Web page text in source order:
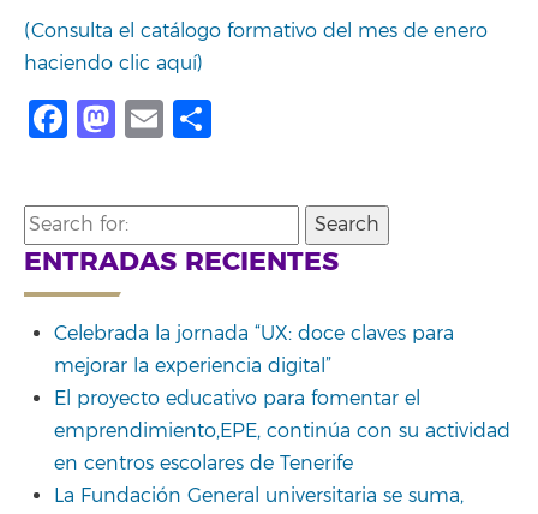
(Consulta el catálogo formativo del mes de enero
haciendo clic aquí)
Facebook
Mastodon
Email
Search
for:
ENTRADAS RECIENTES
Celebrada la jornada “UX: doce claves para
mejorar la experiencia digital”
El proyecto educativo para fomentar el
emprendimiento,EPE, continúa con su actividad
en centros escolares de Tenerife
La Fundación General universitaria se suma,